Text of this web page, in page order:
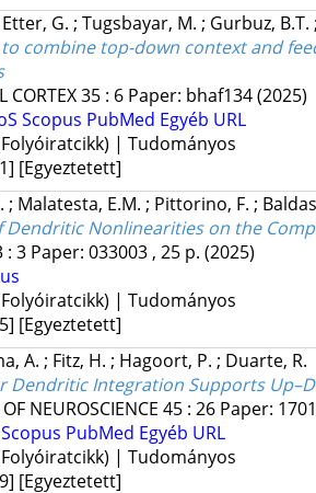
Etter, G. ; Tugsbayar, M. ; Gurbuz, B.T.
combine top-down context and
CORTEX35: 6 Paper: bhaf134(2025)
Scopus PubMed Egyéb URL
| Tudományos
[Egyeztetett]
; Malatesta, E.M. ; Pittorino, F. ;
Dendritic Nonlinearities on the
: 3 Paper: 033003 , 25 p. (2025)
| Tudományos
[Egyeztetett]
A. ; Fitz, H. ; Hagoort, P. ; Duarte, R.
Dendritic Integration Supports
NEUROSCIENCE 45: 26 Paper:
Scopus PubMed Egyéb URL
| Tudományos
[Egyeztetett]